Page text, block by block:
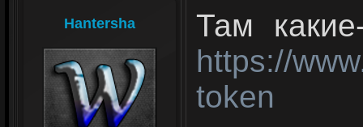
Hantersha
Там
https://
token